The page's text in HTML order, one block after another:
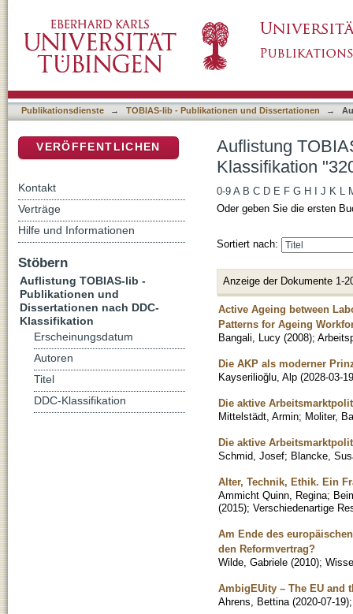
Publikationsdienste → TOBIAS-lib - Publikationen und Dissertationen →
Auflistung
Klassifikation
0-9 A B C D E F G H J K L
Oder geben Sie die ersten
Sortiert nach:
Anzeige der Dokumente 1-
Active Ageing between
Patterns for Ageing
Bangali, Lucy (2008);
Die AKP als moderner
Kayserilioğlu, Alp (2028-03-19
Die aktive
Mittelstädt, Armin; Moliter,
Die aktive
Schmid, Josef; Blancke,
Alter, Technik, Ethik. Ein
Ammicht Quinn, Regina;
(2015); Verschiedenartige
Am Ende des
den Reformvertrag?
Wilde, Gabriele (2010);
AmbigEUity – The EU and
Ahrens, Bettina (2020-07-19)
VERÖFFENTLICHEN
Kontakt
Verträge
Hilfe und Informationen
Stöbern
Auflistung TOBIAS-lib -
Publikationen und
Dissertationen nach DDC-
Klassifikation
Erscheinungsdatum
Autoren
Titel
DDC-Klassifikation